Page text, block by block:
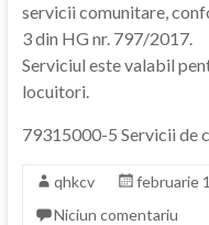
servicii comunitare,
3 din HG nr. 797/2017.
Serviciul este valabil
locuitori.
79315000-5 Servicii de
qhkcv februarie
Niciun comentariu